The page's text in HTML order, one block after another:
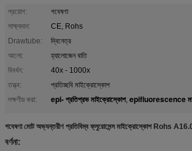
প্রয়োগ:
গবেষণা
সাক্ষ্যদান:
CE, Rohs
Drawtube:
দ্বিনেত্র
আলো:
হ্যালোজেন বাতি
বিবর্ধন:
40x - 1000x
তত্ত্ব:
প্রতিচ্ছবি মাইক্রোস্কোপ
লক্ষণীয় করা:
epi- প্রতিপ্রভ মাইক্রোস্কোপ, epifluorescence
গবেষণা মোট অভ্যন্তরীণ প্রতিবিম্ব ফ্লুরোসেন্স মাইক্রোস্কোপ Rohs
বর্ণনা: